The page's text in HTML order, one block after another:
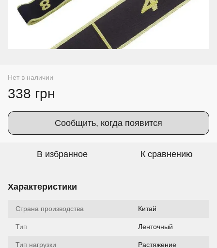
Нет в наличии
338 грн
Сообщить, когда появится
В избранное К сравнению
Характеристики
Страна производства Китай
Тип Ленточный
Тип нагрузки Растяжение